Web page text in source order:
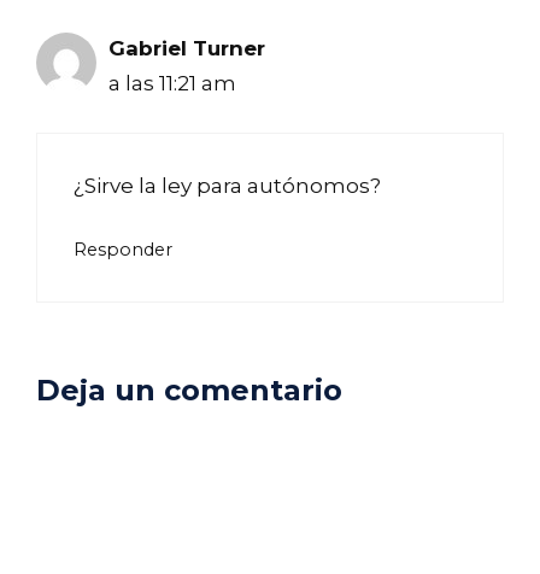
Gabriel Turner
a las 11:21 am
¿Sirve la ley para autónomos?
Responder
Deja un comentario